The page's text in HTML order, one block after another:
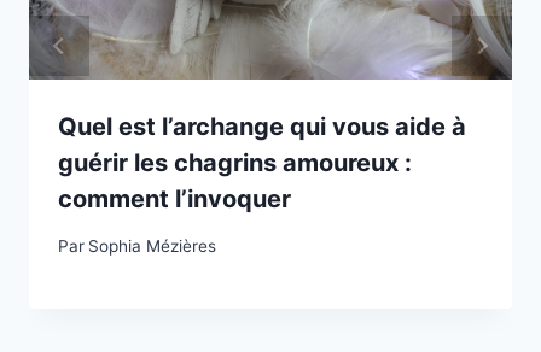
Quel est l’archange qui vous aide à
guérir les chagrins amoureux :
comment l’invoquer
Par Sophia Mézières